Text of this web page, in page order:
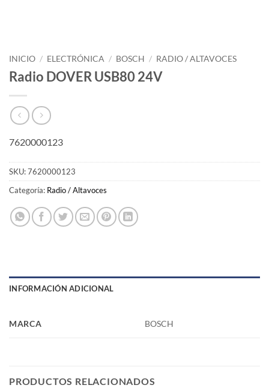
INICIO / ELECTRÓNICA / BOSCH / RADIO / ALTAVOCES
Radio DOVER USB80 24V
7620000123
SKU:7620000123
Categoría: Radio / Altavoces
INFORMACIÓN ADICIONAL
MARCA BOSCH
PRODUCTOS RELACIONADOS